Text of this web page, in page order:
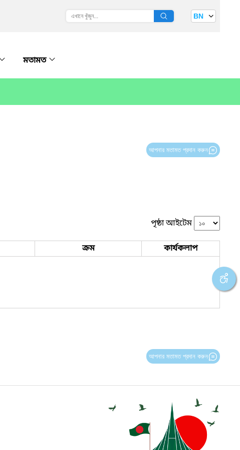
BN
মতামত
আপনার মতামত প্রদান করুন
পৃষ্ঠা আইটেম
ক্রম কার্যকলাপ
আপনার মতামত প্রদান করুন